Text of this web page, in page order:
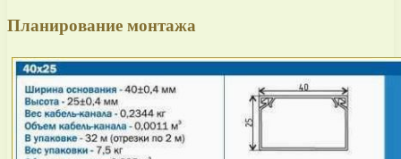
Планирование монтажа